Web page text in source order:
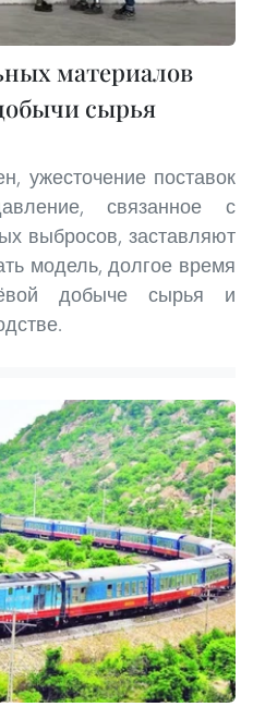
материалов
сырья
ужесточение поставок
связанное с
выбросов, заставляют
модель, долгое время
добыче сырья и